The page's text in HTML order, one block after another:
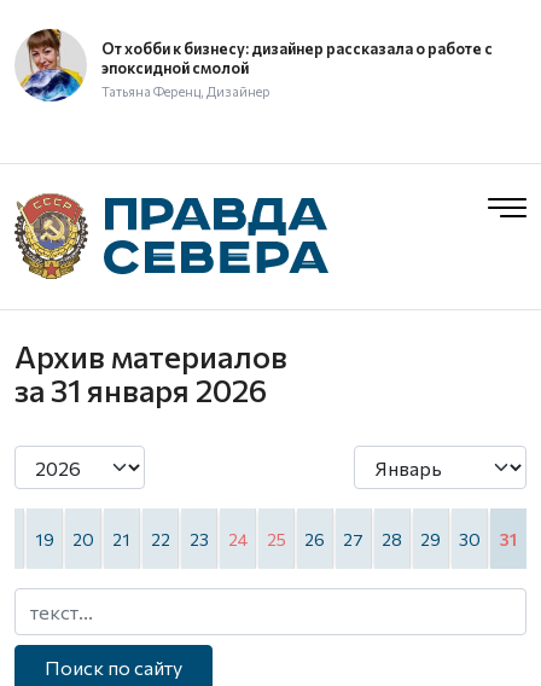
От хобби к бизнесу: дизайнер рассказала о работе с
эпоксидной смолой
Татьяна Ференц, Дизайнер
Архив материалов
за 31 января 2026
19 20 21 22 23 24 25 26 27 28 29 30 31
Поиск по сайту